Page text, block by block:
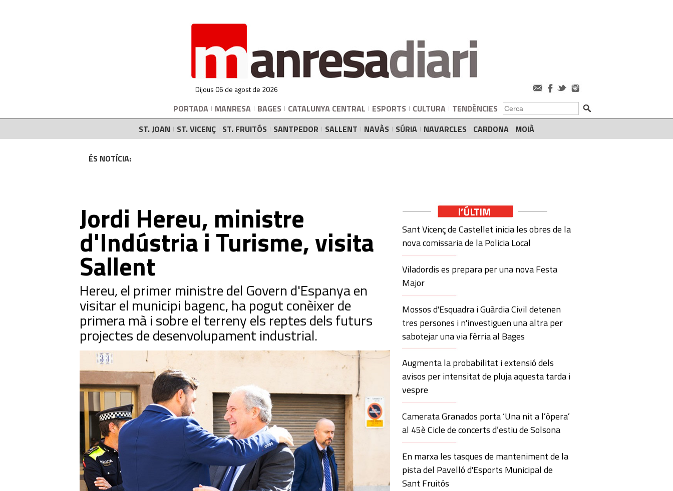
Dijous 06 de agost de 2026
PORTADA MANRESA BAGES CATALUNYA CENTRAL ESPORTS CULTURA TENDÈNCIES
ST. JOAN
ST. VICENÇ ST. FRUITÓS SANTPEDOR SALLENT NAVÀS SÚRIA NAVARCLES CARDONA MOIÀ
ÉS NOTÍCIA:
Jordi Hereu, ministre
d'Indústria i Turisme, visita
Sallent
Hereu, el primer ministre del Govern d'Espanya en
visitar el municipi bagenc, ha pogut conèixer de
primera mà i sobre el terreny els reptes dels futurs
projectes de desenvolupament industrial.
Sant Vicenç de Castellet inicia les obres de la
nova comissaria de la Policia Local
Viladordis es prepara per una nova Festa
Major
Mossos d'Esquadra i Guàrdia Civil detenen
tres persones i n'investiguen una altra per
sabotejar una via fèrria al Bages
Augmenta la probabilitat i extensió dels
avisos per intensitat de pluja aquesta tarda i
vespre
Camerata Granados porta ‘Una nit a l’òpera’
al 45è Cicle de concerts d’estiu de Solsona
En marxa les tasques de manteniment de la
pista del Pavelló d'Esports Municipal de
Sant Fruitós